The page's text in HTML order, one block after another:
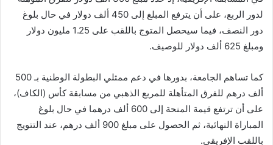
لدور الربع، على أن يترفع المبلغ إلى 450 ألف دولار في حال بلوغ
دور النصف، فيما سيحصل المتوج باللقب على 1.25 مليون دولار
ومبلغ 625 ألف دولار للوصيف.
كما تساهم الجامعة، بدورها في دعم ممثلي البطولة الوطنية بـ 500
ألف درهم للفرق المتأهلة للمربع الذهبي من مسابقة كأس (الكاف)،
على أن ترتفع قيمة المنحة إلى 600 ألف درهما في حال بلوغ
المباراة النهائية، ثم الحصول على مبلغ 900 ألف درهم، عند التتويج
باللقب الإفريقي.